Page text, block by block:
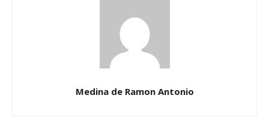
Medina de Ramon Antonio